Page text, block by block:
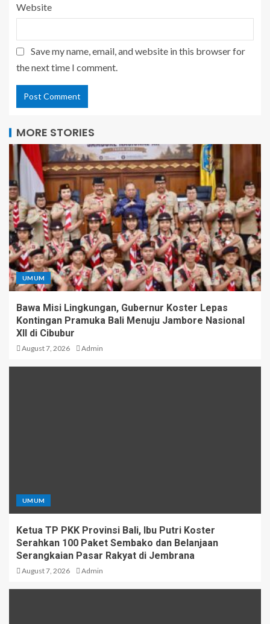
Website
Save my name, email, and website in this browser for
the next time I comment.
MORE STORIES
UMUM
Bawa Misi Lingkungan, Gubernur Koster Lepas
Kontingan Pramuka Bali Menuju Jambore Nasional
XII di Cibubur
August 7, 2026 Admin
UMUM
Ketua TP PKK Provinsi Bali, Ibu Putri Koster
Serahkan 100 Paket Sembako dan Belanjaan
Serangkaian Pasar Rakyat di Jembrana
August 7, 2026 Admin